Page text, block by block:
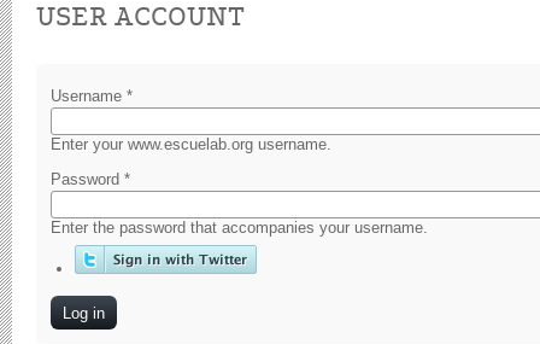
USER ACCOUNT
Username *
Enter your www.escuelab.org username.
Password *
Enter the password that accompanies your username.